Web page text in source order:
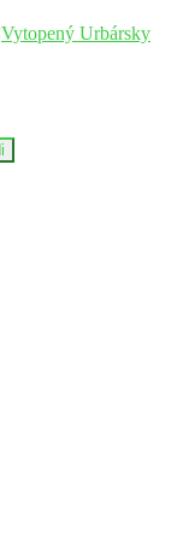
Vytopený Urbársky